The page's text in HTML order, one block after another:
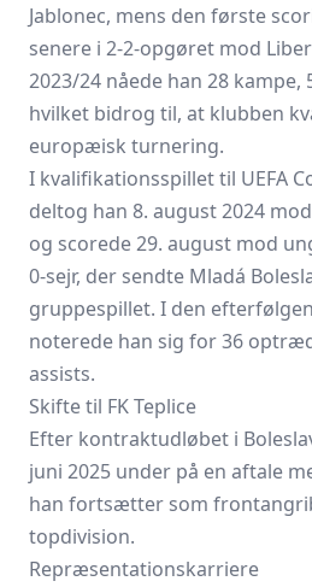
Jablonec, mens den første
senere i 2-2-opgøret mod
2023/24 nåede han 28 kampe,
hvilket bidrog til, at klubben
europæisk turnering.
I kvalifikationsspillet til UEFA
deltog han 8. august 2024 mod
og scorede 29. august mod
0-sejr, der sendte Mladá
gruppespillet. I den
noterede han sig for 36
assists.
Skifte til FK Teplice
Efter kontraktudløbet i
juni 2025 under på en aftale
han fortsætter som
topdivision.
Repræsentationskarriere